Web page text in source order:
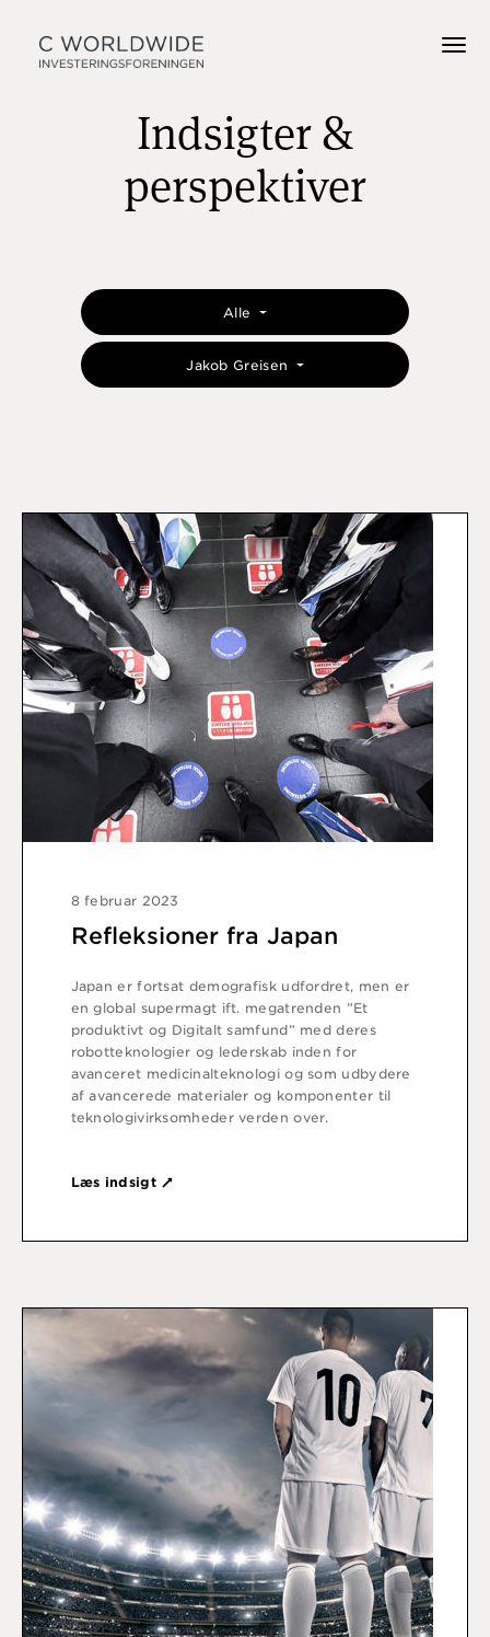
Indsigter &
perspektiver
Alle
Jakob Greisen
8 februar 2023
Refleksioner fra Japan
Japan er fortsat demografisk udfordret, men er
en global supermagt ift. megatrenden ”Et
produktivt og Digitalt samfund” med deres
robotteknologier og lederskab inden for
avanceret medicinalteknologi og som udbydere
af avancerede materialer og komponenter til
teknologivirksomheder verden over.
Læs indsigt